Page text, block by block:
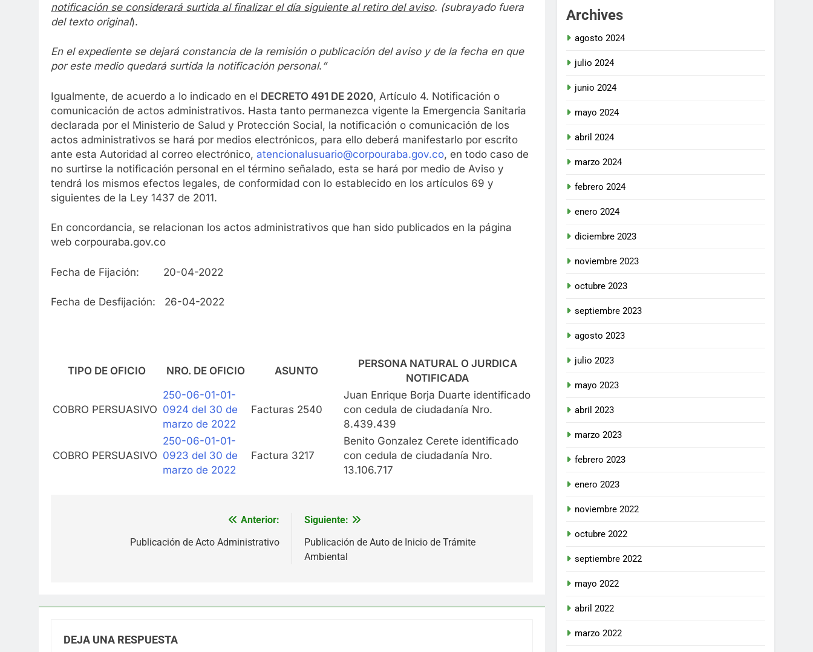
notificación se considerará surtida al finalizar el día siguiente al retiro del aviso. (subrayado fuera
del texto original).
En el expediente se dejará constancia de la remisión o publicación del aviso y de la fecha en que
por este medio quedará surtida la notificación personal. ”
Igualmente, de acuerdo a lo indicado en el DECRETO 491 DE 2020, Artículo 4. Notificación o
comunicación de actos administrativos. Hasta tanto permanezca vigente la Emergencia Sanitaria
declarada por el Ministerio de Salud y Protección Social, la notificación o comunicación de los
actos administrativos se hará por medios electrónicos, para ello deberá manifestarlo por escrito
ante esta Autoridad al correo electrónico, atencionalusuario@corpouraba.gov.co, en todo caso de
no surtirse la notificación personal en el término señalado, esta se hará por medio de Aviso y
tendrá los mismos efectos legales, de conformidad con lo establecido en los artículos 69 y
siguientes de la Ley 1437 de 2011.
En concordancia, se relacionan los actos administrativos que han sido publicados en la página
web corpouraba.gov.co
Fecha de Fijación: 20-04-2022
Fecha de Desfijación: 26-04-2022
TIPO DE OFICIO NRO. DE OFICIO ASUNTO
PERSONA NATURAL O JURDICA
NOTIFICADA
COBRO PERSUASIVO
250-06-01-01-
0924 del 30 de
marzo de 2022
Facturas 2540
Juan Enrique Borja Duarte identificado
con cedula de ciudadanía Nro.
8.439.439
COBRO PERSUASIVO
250-06-01-01-
0923 del 30 de
marzo de 2022
Factura 3217
Benito Gonzalez Cerete identificado
con cedula de ciudadanía Nro.
13.106.717
Anterior:
Publicación de Acto Administrativo
Siguiente:
Publicación de Auto de Inicio de Trámite
Ambiental
DEJA UNA RESPUESTA
Archives
agosto 2024
julio 2024
junio 2024
mayo 2024
abril 2024
marzo 2024
febrero 2024
enero 2024
diciembre 2023
noviembre 2023
octubre 2023
septiembre 2023
agosto 2023
julio 2023
mayo 2023
abril 2023
marzo 2023
febrero 2023
enero 2023
noviembre 2022
octubre 2022
septiembre 2022
mayo 2022
abril 2022
marzo 2022